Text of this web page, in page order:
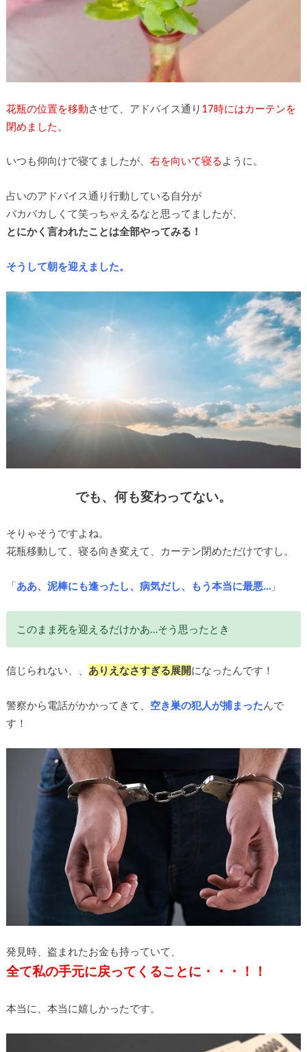
花瓶の位置を移動させて、アドバイス通り 17時にはカーテンを
閉めました 。
いつも仰向けで寝てましたが、 右を向いて寝る ように。
占いのアドバイス通り行動している自分が
バカバカしくて笑っちゃえるなと思ってましたが、
とにかく言われたことは全部やってみる！
そうして朝を迎えました。
でも、何も変わってない。
そりゃそうですよね。
花瓶移動して、寝る向き変えて、カーテン閉めただけですし。
「ああ、泥棒にも逢ったし、病気だし、もう本当に最悪…」
このまま死を迎えるだけかあ…そう思ったとき
信じられない、、 ありえなさすぎる展開になったんです！
警察から電話がかかってきて、 空き巣の犯人が捕まったんで
す！
発見時、盗まれたお金も持っていて、
全て私の手元に戻ってくることに・・・！！
本当に、本当に嬉しかったです。